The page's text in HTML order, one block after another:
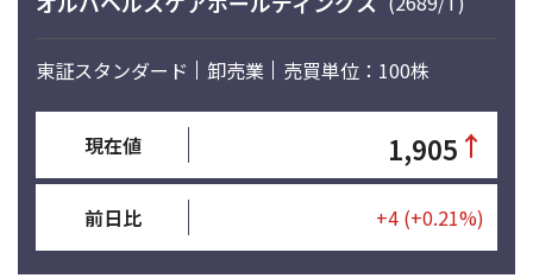
東証スタンダード 卸売業 売買単位：100株
現在値 1,905 ↑
前日比 +4 (+0.21%)